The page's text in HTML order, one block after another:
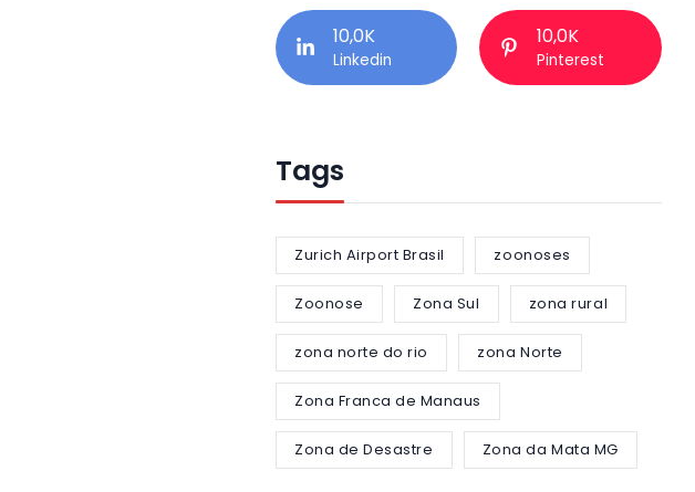
10,0K
Linkedin
10,0K
Pinterest
Tags
Zurich Airport Brasil zoonoses
Zoonose Zona Sul zona rural
zona norte do rio zona Norte
Zona Franca de Manaus
Zona de Desastre Zona da Mata MG